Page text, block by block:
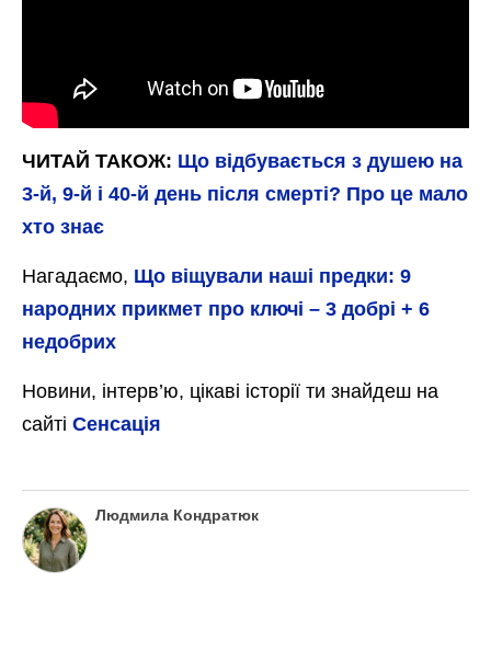
ЧИТАЙ ТАКОЖ: Що відбувається з душею на
3-й, 9-й і 40-й день після смерті? Про це мало
хто знає
Нагадаємо, Що віщували наші предки: 9
народних прикмет про ключі – 3 добрі + 6
недобрих
Новини, інтерв’ю, цікаві історії ти знайдеш на
сайті Сенсація
Людмила Кондратюк